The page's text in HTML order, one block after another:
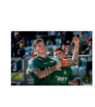
otworzy się w